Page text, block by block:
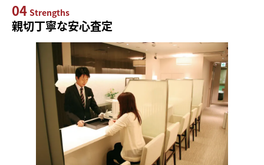
04 Strengths
親切丁寧な安心査定